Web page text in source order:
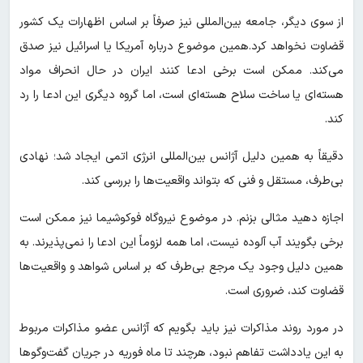
از سوی دیگر، جامعه بین‌المللی نیز صرفاً بر اساس اظهارات یک کشور
قضاوت نخواهد کرد.همین موضوع درباره آمریکا یا اسرائیل نیز صدق
می‌کند. ممکن است برخی ادعا کنند ایران در حال انحراف مواد
هسته‌ای یا ساخت سلاح هسته‌ای است، اما گروه دیگری این ادعا را رد
کند.
دقیقاً به همین دلیل آژانس بین‌المللی انرژی اتمی ایجاد شد؛ نهادی
بی‌طرف، مستقل و فنی که بتواند واقعیت‌ها را بررسی کند.
اجازه دهید مثالی بزنم. در موضوع نیروگاه فوکوشیما نیز ممکن است
برخی بگویند آب آلوده نیست، اما همه لزوماً این ادعا را نمی‌پذیرند. به
همین دلیل وجود یک مرجع بی‌طرف که بر اساس شواهد و واقعیت‌ها
قضاوت کند، ضروری است.
در مورد روند مذاکرات نیز باید بگویم که آژانس عضو مذاکرات مربوط
به این یادداشت تفاهم نبود، هرچند تا ماه فوریه در جریان گفت‌وگوها